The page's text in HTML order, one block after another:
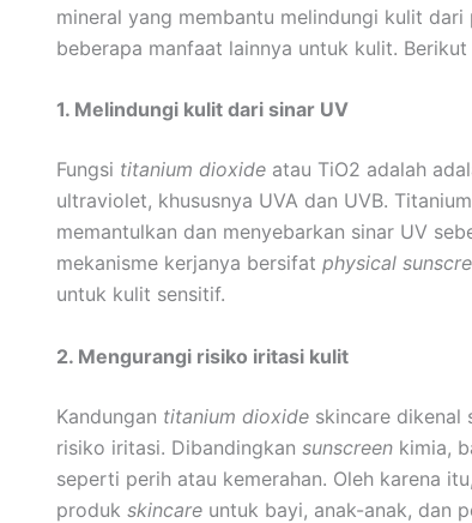
mineral yang membantu melindungi kulit
beberapa manfaat lainnya untuk kulit. Berikut
1. Melindungi kulit dari sinar UV
Fungsi titanium dioxide atau TiO2 adalah
ultraviolet, khususnya UVA dan UVB.
memantulkan dan menyebarkan sinar UV
mekanisme kerjanya bersifat physical
untuk kulit sensitif.
2. Mengurangi risiko iritasi kulit
Kandungan titanium dioxide skincare dikenal
risiko iritasi. Dibandingkan sunscreen kimia,
seperti perih atau kemerahan. Oleh karena itu,
produk skincare untuk bayi, anak-anak, dan